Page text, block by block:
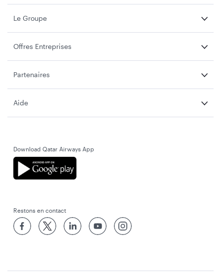
Le Groupe
Offres Entreprises
Partenaires
Aide
Download Qatar Airways App
Restons en contact